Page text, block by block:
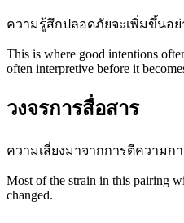
ความรู้สึกปลอดภัยจะเพิ่มขึ้นอย่
This is where good intentions
often interpretive before it
วงจรการสื่อสาร
ความเสี่ยงมาจากการตีความก
Most of the strain in this pairing
changed.